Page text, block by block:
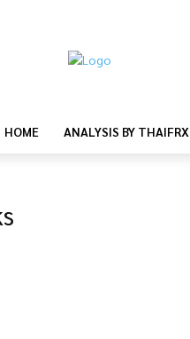
HOME ANALYSIS BY THAIFRX